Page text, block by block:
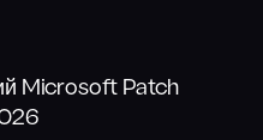
Microsoft Patch